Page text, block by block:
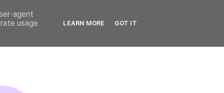
agent
usage
LEARN MORE GOT IT